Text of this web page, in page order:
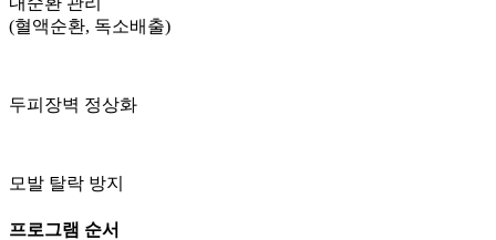
(혈액순환, 독소배출)
두피장벽 정상화
모발 탈락 방지
프로그램 순서